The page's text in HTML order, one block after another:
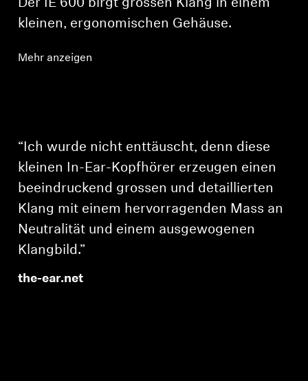
Der IE 600 birgt grossen Klang in einem
kleinen, ergonomischen Gehäuse.
Mehr anzeigen
“Ich wurde nicht enttäuscht, denn diese
kleinen In-Ear-Kopfhörer erzeugen einen
beeindruckend grossen und detaillierten
Klang mit einem hervorragenden Mass an
Neutralität und einem ausgewogenen
Klangbild.”
the-ear.net